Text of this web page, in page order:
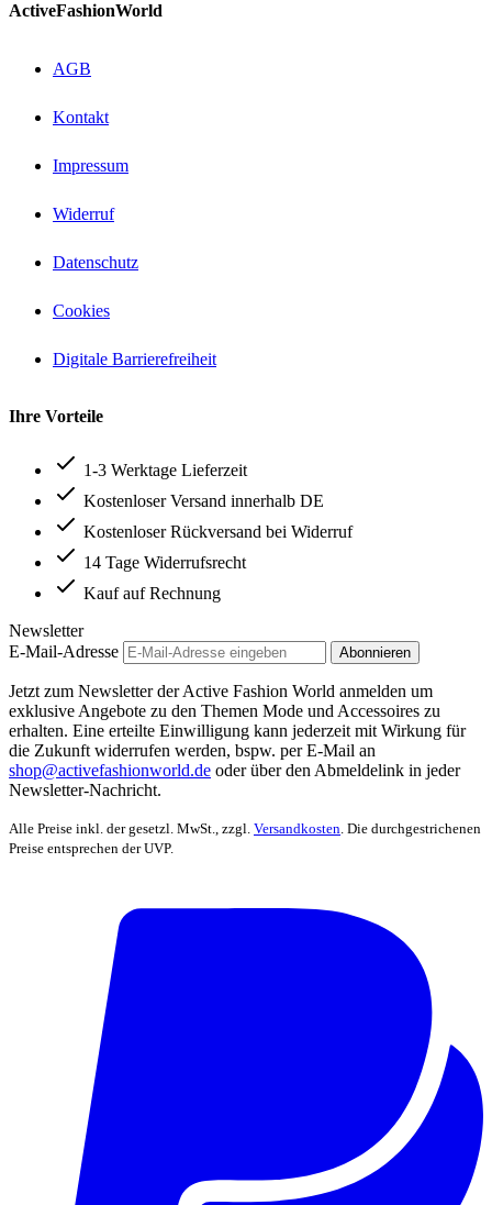
ActiveFashionWorld
AGB
Kontakt
Impressum
Widerruf
Datenschutz
Cookies
Digitale Barrierefreiheit
Ihre Vorteile
1-3 Werktage Lieferzeit
Kostenloser Versand innerhalb DE
Kostenloser Rückversand bei Widerruf
14 Tage Widerrufsrecht
Kauf auf Rechnung
Newsletter
E-Mail-Adresse
Abonnieren
Jetzt zum Newsletter der Active Fashion World anmelden um
exklusive Angebote zu den Themen Mode und Accessoires zu
erhalten. Eine erteilte Einwilligung kann jederzeit mit Wirkung für
die Zukunft widerrufen werden, bspw. per E-Mail an
shop@activefashionworld.de oder über den Abmeldelink in jeder
Newsletter-Nachricht.
Alle Preise inkl. der gesetzl. MwSt., zzgl. Versandkosten. Die durchgestrichenen
Preise entsprechen der UVP.